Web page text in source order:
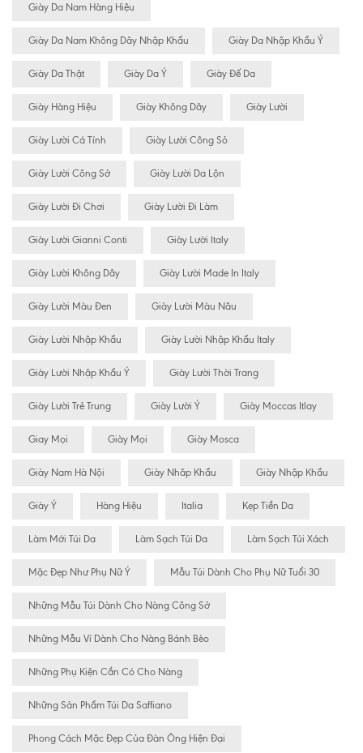
Giày Da Nam Hàng Hiệu
Giày Da Nam Không Dây Nhập Khẩu Giày Da Nhập Khẩu Ý
Giày Da Thật Giày Da Ý Giày Đế Da
Giày Hàng Hiệu Giày Không Dây Giày Lười
Giày Lười Cá Tính Giày Lười Công Sỏ
Giày Lười Công Sở Giày Lười Da Lộn
Giày Lười Đi Chơi Giày Lười Đi Làm
Giày Lười Gianni Conti Giày Lười Italy
Giày Lười Không Dây Giày Lười Made In Italy
Giày Lười Màu Đen Giày Lười Màu Nâu
Giày Lười Nhập Khẩu Giày Lười Nhập Khẩu Italy
Giày Lười Nhập Khẩu Ý Giày Lười Thời Trang
Giày Lười Trẻ Trung Giày Lười Ý Giày Moccas Itlay
Giay Mọi Giày Mọi Giày Mosca
Giày Nam Hà Nội Giày Nhâp Khẩu Giày Nhập Khẩu
Giày Ý Hàng Hiệu Italia Kẹp Tiền Da
Làm Mới Túi Da Làm Sạch Túi Da Làm Sạch Túi Xách
Mặc Đẹp Như Phụ Nữ Ý Mẫu Túi Dành Cho Phụ Nữ Tuổi 30
Những Mẫu Túi Dành Cho Nàng Công Sở
Những Mẫu Ví Dành Cho Nàng Bánh Bèo
Những Phụ Kiện Cần Có Cho Nàng
Những Sản Phẩm Túi Da Saffiano
Phong Cách Mặc Đẹp Của Đàn Ông Hiện Đại